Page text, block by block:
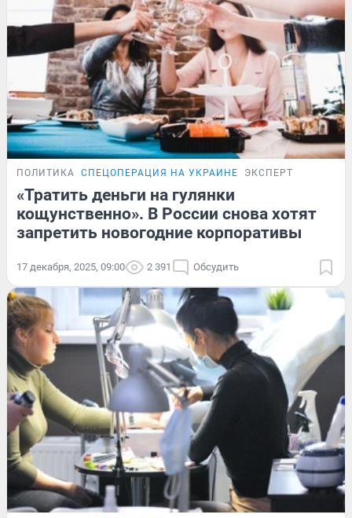
ПОЛИТИКА СПЕЦОПЕРАЦИЯ НА УКРАИНЕ ЭКСПЕРТ
«Тратить деньги на гулянки
кощунственно». В России снова хотят
запретить новогодние корпоративы
17 декабря, 2025, 09:00 2 391 Обсудить